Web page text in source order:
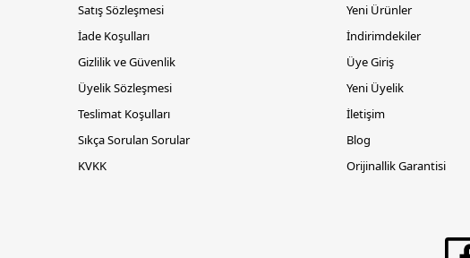
Satış Sözleşmesi
İade Koşulları
Gizlilik ve Güvenlik
Üyelik Sözleşmesi
Teslimat Koşulları
Sıkça Sorulan Sorular
KVKK
Yeni Ürünler
İndirimdekiler
Üye Giriş
Yeni Üyelik
İletişim
Blog
Orijinallik Garantisi